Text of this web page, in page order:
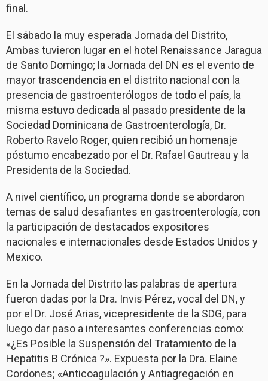
final.
El sábado la muy esperada Jornada del Distrito,
Ambas tuvieron lugar en el hotel Renaissance Jaragua
de Santo Domingo; la Jornada del DN es el evento de
mayor trascendencia en el distrito nacional con la
presencia de gastroenterólogos de todo el país, la
misma estuvo dedicada al pasado presidente de la
Sociedad Dominicana de Gastroenterología, Dr.
Roberto Ravelo Roger, quien recibió un homenaje
póstumo encabezado por el Dr. Rafael Gautreau y la
Presidenta de la Sociedad.
A nivel científico, un programa donde se abordaron
temas de salud desafiantes en gastroenterología, con
la participación de destacados expositores
nacionales e internacionales desde Estados Unidos y
Mexico.
En la Jornada del Distrito las palabras de apertura
fueron dadas por la Dra. Invis Pérez, vocal del DN, y
por el Dr. José Arias, vicepresidente de la SDG, para
luego dar paso a interesantes conferencias como:
«¿Es Posible la Suspensión del Tratamiento de la
Hepatitis B Crónica ?». Expuesta por la Dra. Elaine
Cordones; «Anticoagulación y Antiagregación en